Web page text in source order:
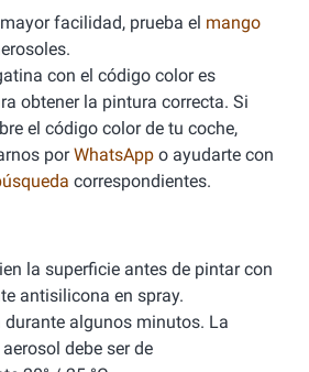
facilidad, prueba el mango
con el código color es
obtener la pintura correcta. Si
el código color de tu coche,
porWhatsApp o ayudarte con
correspondientes.
la superficie antes de pintar con
antisilicona en spray.
algunos minutos. La
debe ser de